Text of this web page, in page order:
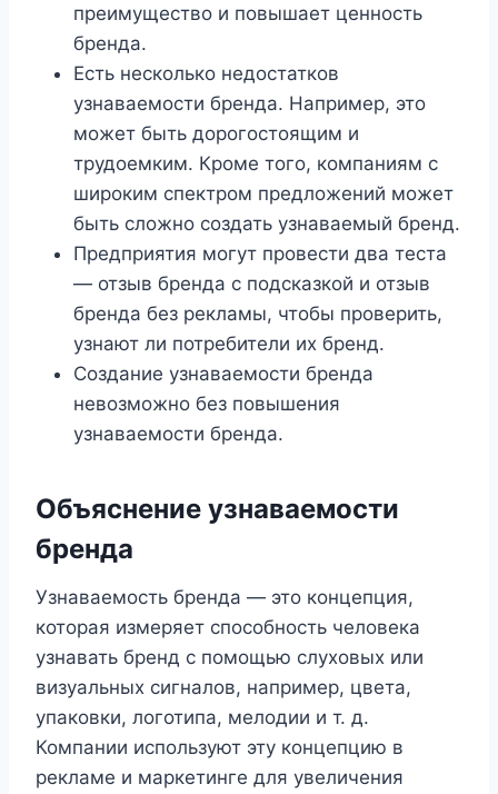
преимущество и повышает ценность
бренда.
Есть несколько недостатков
узнаваемости бренда. Например, это
может быть дорогостоящим и
трудоемким. Кроме того, компаниям с
широким спектром предложений может
быть сложно создать узнаваемый бренд.
Предприятия могут провести два теста
— отзыв бренда с подсказкой и отзыв
бренда без рекламы, чтобы проверить,
узнают ли потребители их бренд.
Создание узнаваемости бренда
невозможно без повышения
узнаваемости бренда.
Объяснение узнаваемости
бренда
Узнаваемость бренда — это концепция,
которая измеряет способность человека
узнавать бренд с помощью слуховых или
визуальных сигналов, например, цвета,
упаковки, логотипа, мелодии и т. д.
Компании используют эту концепцию в
рекламе и маркетинге для увеличения